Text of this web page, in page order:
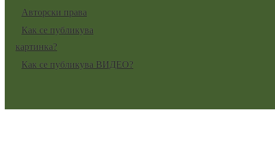
Авторски права
Как се публикува
картинка?
Как се публикува ВИДЕО?